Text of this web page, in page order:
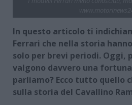
In questo articolo ti
Ferrari che nella storia
solo per brevi periodi. Oggi,
valgono davvero una
parliamo? Ecco tutto quello
sulla storia del Cavallino